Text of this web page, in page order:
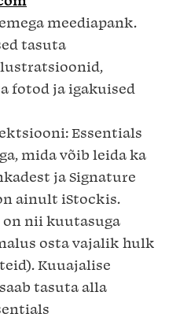
meediapank.
tasuta
fotod ja igakuised
Essentials
mida võib leida ka
ja Signature
ainult iStockis.
on nii kuutasuga
osta vajalik hulk
Kuuajalise
tasuta alla